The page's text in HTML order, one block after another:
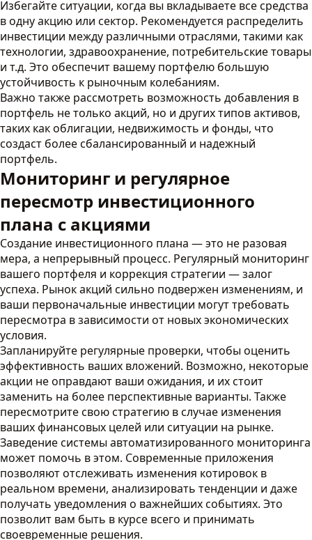
Избегайте ситуации, когда вы вкладываете все средства
в одну акцию или сектор. Рекомендуется распределить
инвестиции между различными отраслями, такими как
технологии, здравоохранение, потребительские товары
и т.д. Это обеспечит вашему портфелю большую
устойчивость к рыночным колебаниям.
Важно также рассмотреть возможность добавления в
портфель не только акций, но и других типов активов,
таких как облигации, недвижимость и фонды, что
создаст более сбалансированный и надежный
портфель.
Мониторинг и регулярное
пересмотр инвестиционного
плана с акциями
Создание инвестиционного плана — это не разовая
мера, а непрерывный процесс. Регулярный мониторинг
вашего портфеля и коррекция стратегии — залог
успеха. Рынок акций сильно подвержен изменениям, и
ваши первоначальные инвестиции могут требовать
пересмотра в зависимости от новых экономических
условия.
Запланируйте регулярные проверки, чтобы оценить
эффективность ваших вложений. Возможно, некоторые
акции не оправдают ваши ожидания, и их стоит
заменить на более перспективные варианты. Также
пересмотрите свою стратегию в случае изменения
ваших финансовых целей или ситуации на рынке.
Заведение системы автоматизированного мониторинга
может помочь в этом. Современные приложения
позволяют отслеживать изменения котировок в
реальном времени, анализировать тенденции и даже
получать уведомления о важнейших событиях. Это
позволит вам быть в курсе всего и принимать
своевременные решения.